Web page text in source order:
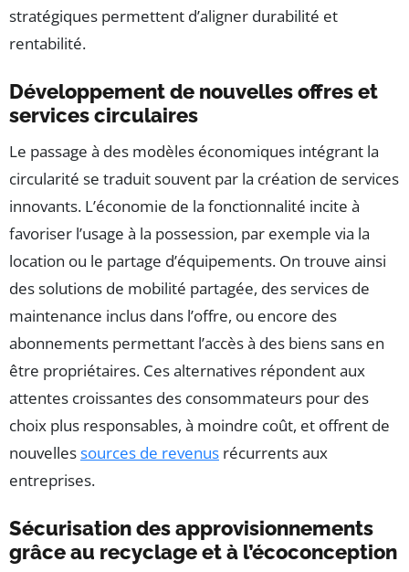
stratégiques permettent d’aligner durabilité et
rentabilité.
Développement de nouvelles offres et
services circulaires
Le passage à des modèles économiques intégrant la
circularité se traduit souvent par la création de services
innovants. L’économie de la fonctionnalité incite à
favoriser l’usage à la possession, par exemple via la
location ou le partage d’équipements. On trouve ainsi
des solutions de mobilité partagée, des services de
maintenance inclus dans l’offre, ou encore des
abonnements permettant l’accès à des biens sans en
être propriétaires. Ces alternatives répondent aux
attentes croissantes des consommateurs pour des
choix plus responsables, à moindre coût, et offrent de
nouvellessources de revenus récurrents aux
entreprises.
Sécurisation des approvisionnements
grâce au recyclage et à l’écoconception